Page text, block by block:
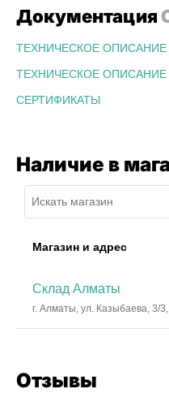
Документация
ТЕХНИЧЕСКОЕ ОПИСАНИЕ
ТЕХНИЧЕСКОЕ ОПИСАНИЕ
СЕРТИФИКАТЫ
Наличие в
Магазин и адрес
Склад Алматы
г. Алматы, ул. Казыбаева, 3/
Отзывы